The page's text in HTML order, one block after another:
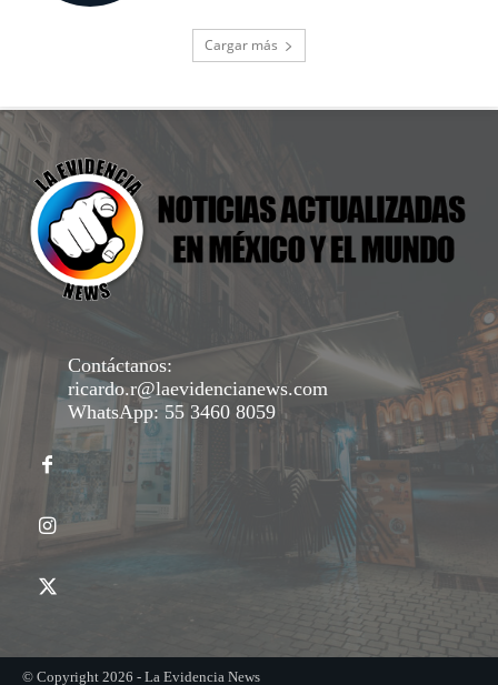
Cargar más
Contáctanos:
ricardo.r@laevidencianews.com
WhatsApp: 55 3460 8059
© Copyright 2026 - La Evidencia News